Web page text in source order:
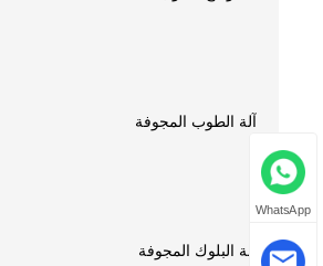
آلة الطوب المجوفة
آلة البلوك المجوفة
WhatsApp